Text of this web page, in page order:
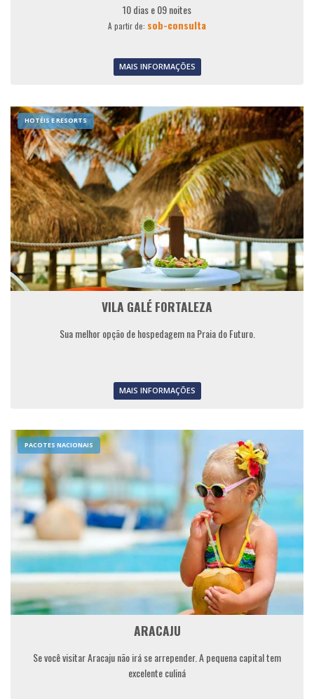
10 dias e 09 noites
A partir de: sob-consulta
MAIS INFORMAÇÕES
HOTÉIS E RESORTS
VILA GALÉ FORTALEZA
Sua melhor opção de hospedagem na Praia do Futuro.
MAIS INFORMAÇÕES
PACOTES NACIONAIS
ARACAJU
Se você visitar Aracaju não irá se arrepender. A pequena capital tem
excelente culiná